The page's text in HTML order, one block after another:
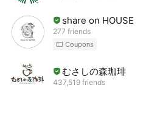
share on HOUSE
277 friends
Coupons
むさしの森珈琲
437,519 friends